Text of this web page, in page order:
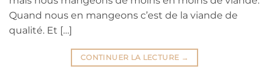
Quand nous en mangeons c’est de la viande de
qualité. Et […]
CONTINUER LA LECTURE →